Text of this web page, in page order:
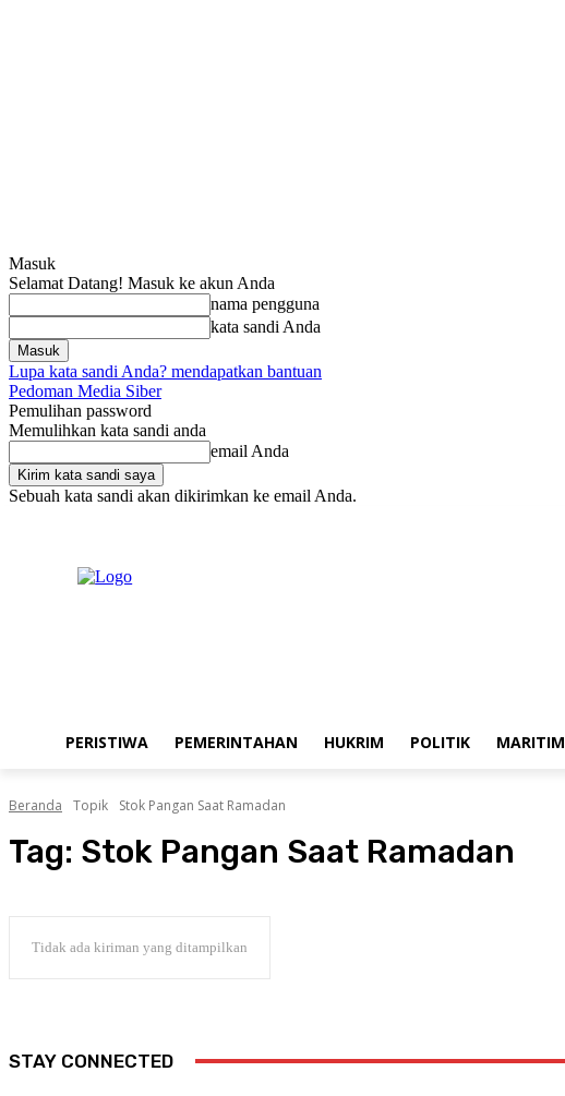
Masuk
Selamat Datang! Masuk ke akun Anda
nama pengguna
kata sandi Anda
Lupa kata sandi Anda? mendapatkan bantuan
Pedoman Media Siber
Pemulihan password
Memulihkan kata sandi anda
email Anda
Sebuah kata sandi akan dikirimkan ke email Anda.
PERISTIWA PEMERINTAHAN HUKRIM POLITIK MARITIM
Beranda Topik Stok Pangan Saat Ramadan
Tag: Stok Pangan Saat Ramadan
Tidak ada kiriman yang ditampilkan
STAY CONNECTED